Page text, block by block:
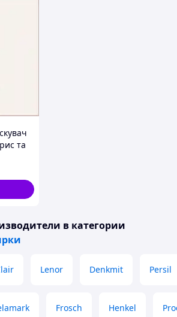
та
в категории
Lenor Denkmit Persil
Frosch Henkel